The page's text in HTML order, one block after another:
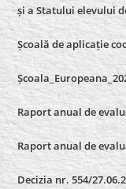
și a Statului elevului
Școală de aplicație
Raport anual de
Raport anual de
Decizia nr. 554/